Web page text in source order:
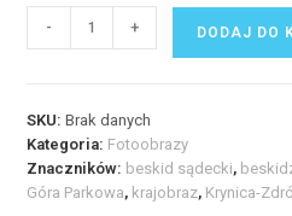
Fotoobraz
Górze
Parkowej
w
Krynicy-
- + DODAJ DO
SKU:Brak danych
Kategoria: Fotoobrazy
Znaczników: beskid sądecki,
Góra Parkowa, krajobraz, Krynica-